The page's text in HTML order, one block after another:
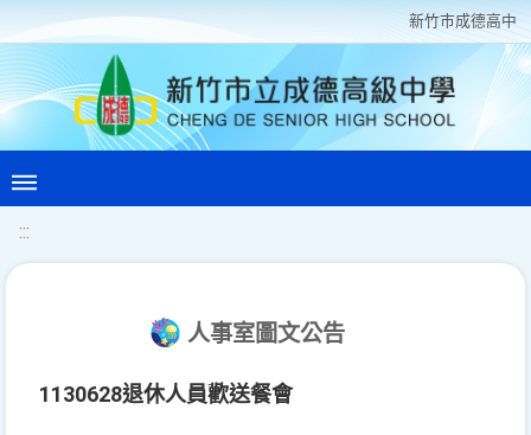
新竹巿成德高中
:::
人事室圖文公告
1130628退休人員歡送餐會